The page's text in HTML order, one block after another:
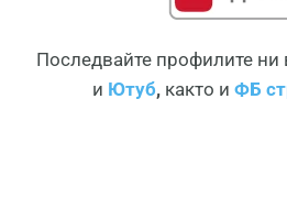
Последвайте профилите ни
и Ютуб, както и ФБ